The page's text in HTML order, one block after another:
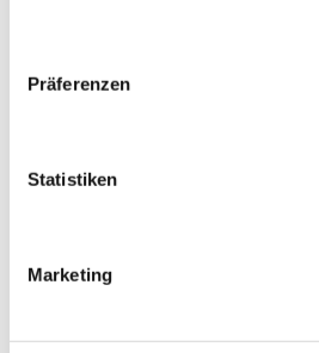
Präferenzen
Statistiken
Marketing